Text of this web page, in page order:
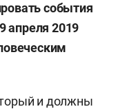
события
апреля 2019
и должны